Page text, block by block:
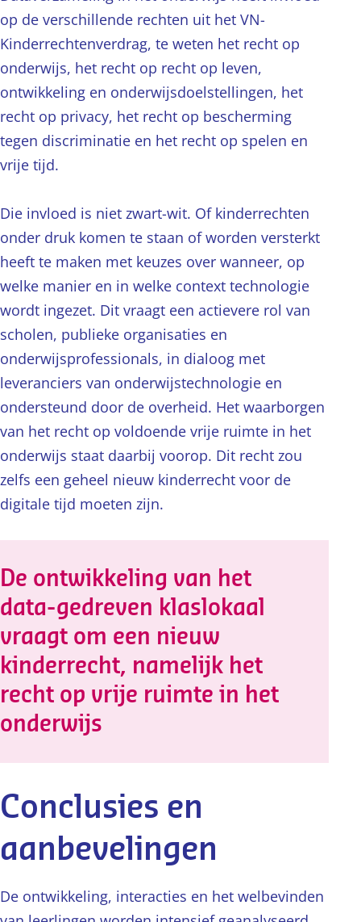
op de verschillende rechten uit het VN-
Kinderrechtenverdrag, te weten het recht op
onderwijs, het recht op recht op leven,
ontwikkeling en onderwijsdoelstellingen, het
recht op privacy, het recht op bescherming
tegen discriminatie en het recht op spelen en
vrije tijd.
Die invloed is niet zwart-wit. Of kinderrechten
onder druk komen te staan of worden versterkt
heeft te maken met keuzes over wanneer, op
welke manier en in welke context technologie
wordt ingezet. Dit vraagt een actievere rol van
scholen, publieke organisaties en
onderwijsprofessionals, in dialoog met
leveranciers van onderwijstechnologie en
ondersteund door de overheid. Het waarborgen
van het recht op voldoende vrije ruimte in het
onderwijs staat daarbij voorop. Dit recht zou
zelfs een geheel nieuw kinderrecht voor de
digitale tijd moeten zijn.
De ontwikkeling van het
data-gedreven klaslokaal
vraagt om een nieuw
kinderrecht, namelijk het
recht op vrije ruimte in het
onderwijs
Conclusies en
aanbevelingen
De ontwikkeling, interacties en het welbevinden